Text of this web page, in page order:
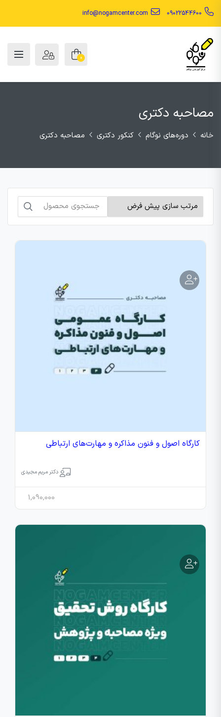
09022544600
info@nogamcenter.com
0
مصاحبه دکتری
خانه دوره‌های نوگام کنکور دکتری مصاحبه دکتری
جستجو
برای:
کارگاه اصول و فنون مذاکره و مهارت‌های ارتباطی
دکتر مریم مجیدی
1,090,000